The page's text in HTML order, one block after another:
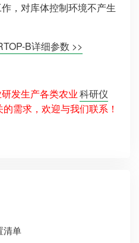
，对库体控制环境不产生
B详细参数 >>
发生产各类农业科研仪
需求，欢迎与我们联系！
清单